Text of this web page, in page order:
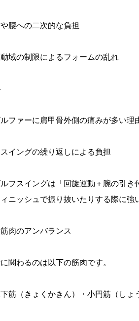
腰への二次的な負担
域の制限によるフォームの乱れ
ファーに肩甲骨外側の痛みが多い理
イングの繰り返しによる負担
フスイングは「回旋運動＋腕の引き
ニッシュで振り抜いたりする際に強
肉のアンバランス
関わるのは以下の筋肉です。
筋（きょくかきん）・小円筋（し